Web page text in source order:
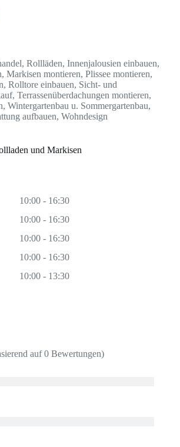
Rollläden, Innenjalousien einbauen,
Markisen montieren, Plissee montieren,
Rolltore einbauen, Sicht- und
Terrassenüberdachungen montieren,
Wintergartenbau u. Sommergartenbau,
aufbauen, Wohndesign
und Markisen
10:00 - 16:30
10:00 - 16:30
10:00 - 16:30
10:00 - 16:30
10:00 - 13:30
auf 0 Bewertungen)